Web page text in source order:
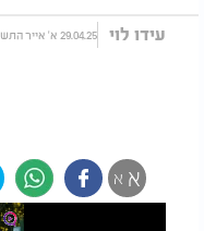
עידו לוי 29.04.25 א' אייר התשפ"ה
א א